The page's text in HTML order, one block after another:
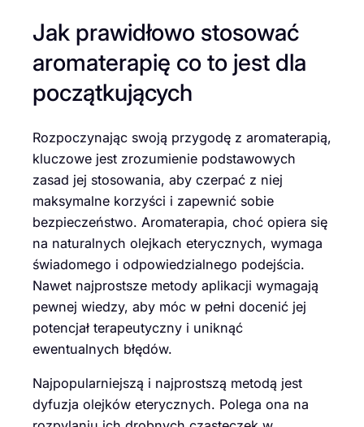
Jak prawidłowo stosować
aromaterapię co to jest dla
początkujących
Rozpoczynając swoją przygodę z aromaterapią,
kluczowe jest zrozumienie podstawowych
zasad jej stosowania, aby czerpać z niej
maksymalne korzyści i zapewnić sobie
bezpieczeństwo. Aromaterapia, choć opiera się
na naturalnych olejkach eterycznych, wymaga
świadomego i odpowiedzialnego podejścia.
Nawet najprostsze metody aplikacji wymagają
pewnej wiedzy, aby móc w pełni docenić jej
potencjał terapeutyczny i uniknąć
ewentualnych błędów.
Najpopularniejszą i najprostszą metodą jest
dyfuzja olejków eterycznych. Polega ona na